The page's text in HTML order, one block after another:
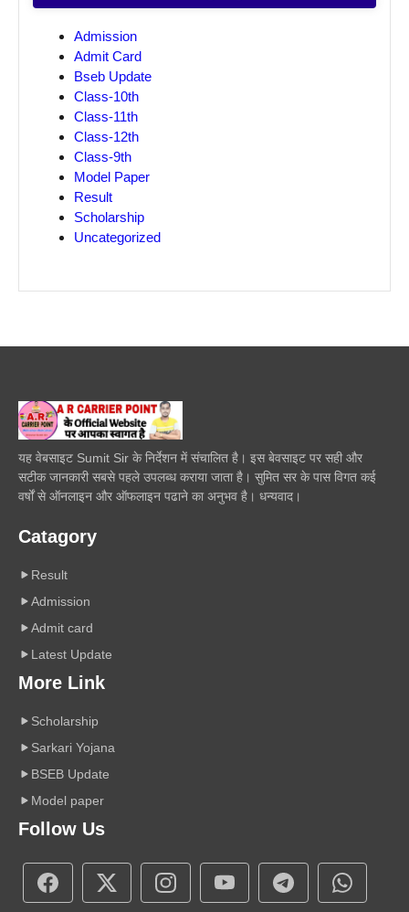
Admission
Admit Card
Bseb Update
Class-10th
Class-11th
Class-12th
Class-9th
Model Paper
Result
Scholarship
Uncategorized
यह वेबसाइट Sumit Sir के निर्देशन में संचालित है। इस बेवसाइट पर सही और
सटीक जानकारी सबसे पहले उपलब्ध कराया जाता है। सुमित सर के पास विगत कई
वर्षों से ऑनलाइन और ऑफलाइन पढाने का अनुभव है। धन्यवाद।
Catagory
Result
Admission
Admit card
Latest Update
More Link
Scholarship
Sarkari Yojana
BSEB Update
Model paper
Follow Us